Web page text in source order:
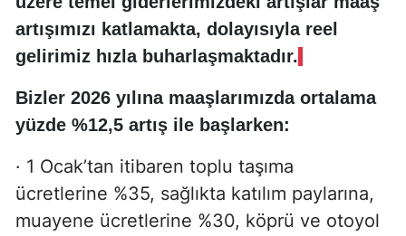
artışımızı katlamakta, dolayısıyla reel
gelirimiz hızla buharlaşmaktadır.
Bizler 2026 yılına maaşlarımızda ortalama
yüzde %12,5 artış ile başlarken:
· 1 Ocak’tan itibaren toplu taşıma
ücretlerine %35, sağlıkta katılım paylarına,
muayene ücretlerine %30, köprü ve otoyol